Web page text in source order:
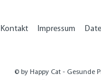
Kontakt Impressum
© by Happy Cat - Gesunde